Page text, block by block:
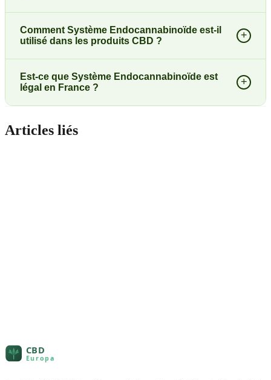
Comment Système Endocannabinoïde est-il
utilisé dans les produits CBD ?
+
Est-ce que Système Endocannabinoïde est
légal en France ?
+
Articles liés